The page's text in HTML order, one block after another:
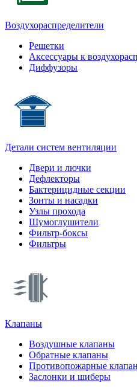
Воздухораспределители
Решетки
Аксессуары к
Диффузоры
Детали систем вентиляции
Двери и лючки
Дефлекторы
Бактерицидные секции
Зонты и насадки
Узлы прохода
Шумоглушители
Фильтр-боксы
Фильтры
Клапаны
Воздушные клапаны
Обратные клапаны
Противопожарные
Заслонки и шиберы